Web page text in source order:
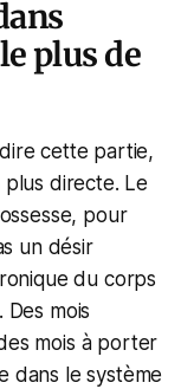
plus de
cette partie,
plus directe. Le
pour
un désir
du corps
mois
mois à porter
dans le système